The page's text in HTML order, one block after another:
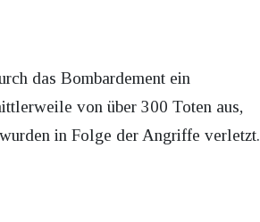
das Bombardement ein
von über 300 Toten aus,
in Folge der Angriffe verletzt.